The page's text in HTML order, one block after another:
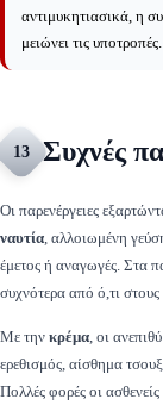
αντιμυκητιασικά, η
μειώνει τις υποτροπές.
13 Συχνές
Οι παρενέργειες
ναυτία, αλλοιωμένη
έμετος ή αναγωγές. Στα
συχνότερα από ό,τι στους
Με την κρέμα, οι
ερεθισμός, αίσθημα
Πολλές φορές οι